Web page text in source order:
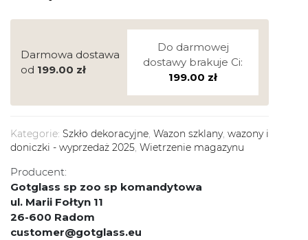
Darmowa dostawa
od 199.00 zł
Do darmowej
dostawy brakuje Ci:
199.00 zł
Kategorie: Szkło dekoracyjne Wazon szklany, wazony i
doniczki - wyprzedaż 2025 Wietrzenie magazynu
Producent:
Gotglass sp zoo sp komandytowa
ul. Marii Fołtyn 11
26-600 Radom
customer@gotglass.eu